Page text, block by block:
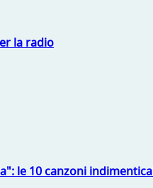
la radio
le 10 canzoni